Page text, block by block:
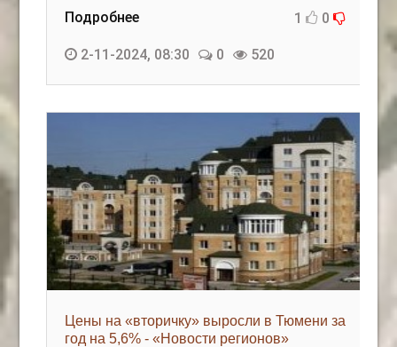
Подробнее 1 0
2-11-2024, 08:30 0 520
Цены на «вторичку» выросли в Тюмени за
год на 5,6% - «Новости регионов»